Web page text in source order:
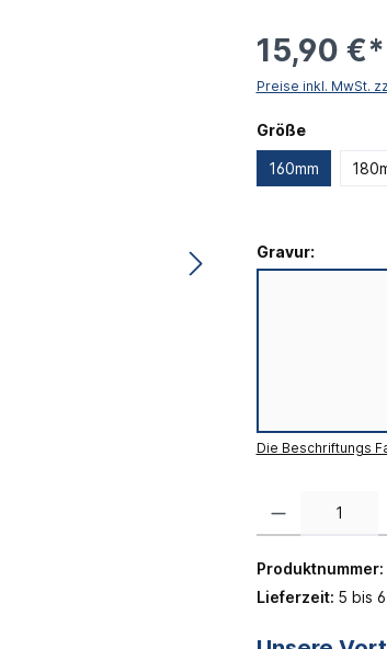
15,90 €*
Preise inkl. MwSt.
Größeauswählen
160mm
Gravur:
Die Beschriftungs
Produktnummer:
Lieferzeit: 5 bis